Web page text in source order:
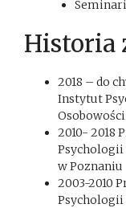
Historia
2018 – do
Instytut
Osobowości
2010- 2018
w Poznaniu
2003-2010